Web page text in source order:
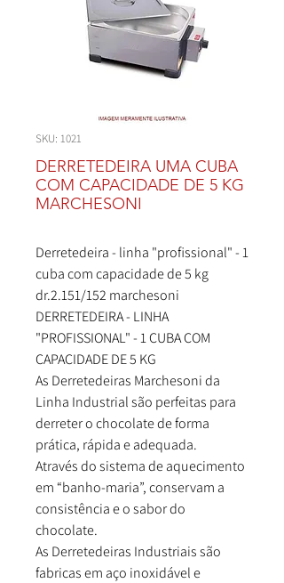
SKU: 1021
DERRETEDEIRA UMA CUBA
COM CAPACIDADE DE 5 KG
MARCHESONI
Derretedeira - linha "profissional" - 1
cuba com capacidade de 5 kg
dr.2.151/152 marchesoni
DERRETEDEIRA - LINHA
"PROFISSIONAL" - 1 CUBA COM
CAPACIDADE DE 5 KG
As Derretedeiras Marchesoni da
Linha Industrial são perfeitas para
derreter o chocolate de forma
prática, rápida e adequada.
Através do sistema de aquecimento
em “banho-maria”, conservam a
consistência e o sabor do
chocolate.
As Derretedeiras Industriais são
fabricas em aço inoxidável e